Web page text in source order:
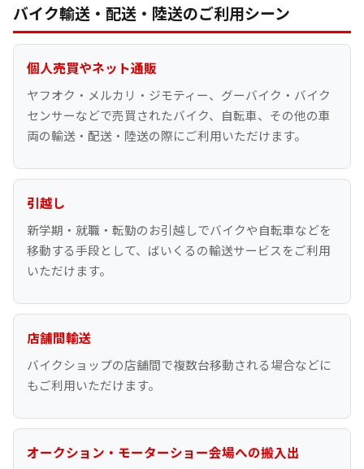
バイク輸送・配送・陸送のご利用シーン
個人売買やネット通販
ヤフオク・メルカリ・ジモティー、グーバイク・バイク
センサーなどで売買されたバイク、自転車、その他の車
両の輸送・配送・陸送の際にご利用いただけます。
引越し
新学期・就職・転勤のお引越しでバイクや自転車などを
移動する手段として、ばいくるの輸送サービスをご利用
いただけます。
店舗間輸送
バイクショップの店舗間で複数台移動される場合などに
もご利用いただけます。
オークション・モーターショー会場への搬入出